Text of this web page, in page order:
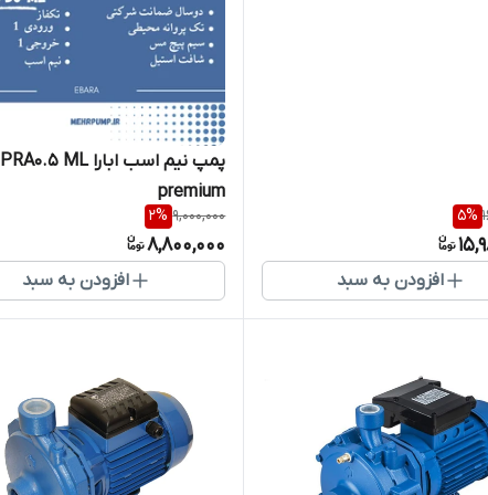
5%
افزودن به سبد
پمپ نیم اسب ابارا PRA0.5 ML
premium
9,000,000
2%
8,800,000
افزودن به سبد